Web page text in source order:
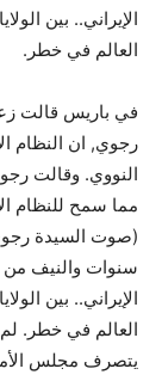
الإيراني.. بين
العالم في خطر.
في باريس قالت
رجوي, ان النظام
النووي. وقالت
مما سمح للنظام
سنوات والنيف من
الإيراني.. بين
العالم في خطر.
يتصرف مجلس